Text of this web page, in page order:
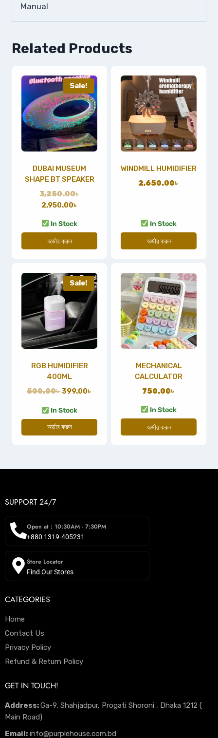
Manual
Related Products
Sale!
DUBAI MUSEUM
SHAPE BT SPEAKER
3,250.00৳
2,950.00৳
In Stock
অর্ডার করুন
WINDMILL HUMIDIFIER
2,650.00৳
In Stock
অর্ডার করুন
Sale!
RGB HUMIDIFIER
400ML
500.00৳399.00৳
In Stock
অর্ডার করুন
MECHANICAL
CALCULATOR
750.00৳
In Stock
অর্ডার করুন
SUPPORT 24/7
Open at : 10:30AM - 7:30PM
+880 1319-405231
Store Locator
Find Our Stores
CATEGORIES
Home
Contact Us
Privacy Policy
Refund & Return Policy
GET IN TOUCH!
Address:Ga-9, Shahjadpur, Progati Shoroni , Dhaka 1212 (
Main Road)
Email: info@purplehouse.com.bd